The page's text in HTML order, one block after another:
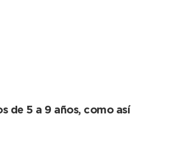
de 5 a 9 años, como así